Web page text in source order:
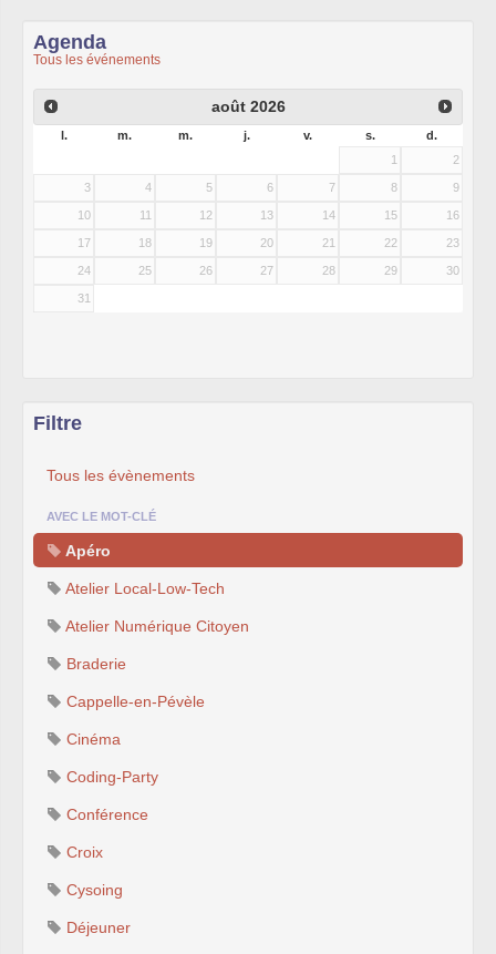
Agenda
Tous les événements
août 2026
l. m. m. j. v. s.
d.
1
2
3 4 5 6 7 8 9
10 11 12 13 14 15 16
17 18 19 20 21 22 23
24 25 26 27 28 29 30
31
Filtre
Tous les évènements
AVEC LE MOT-CLÉ
Apéro
Atelier Local-Low-Tech
Atelier Numérique Citoyen
Braderie
Cappelle-en-Pévèle
Cinéma
Coding-Party
Conférence
Croix
Cysoing
Déjeuner